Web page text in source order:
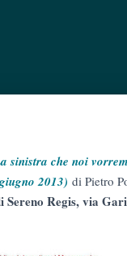
sinistra che noi
2013) di Pietro
Sereno Regis, via